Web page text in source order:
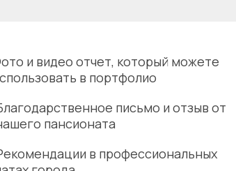
и видео отчет, который можете
в портфолио
письмо и отзыв от
пансионата
в профессиональных